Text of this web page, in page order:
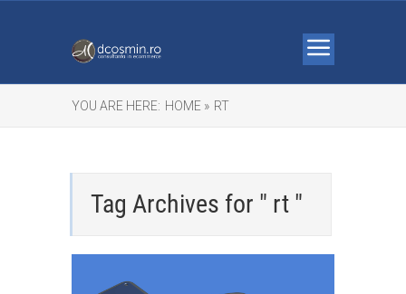
YOU ARE HERE: HOME » RT
Tag Archives for " rt "